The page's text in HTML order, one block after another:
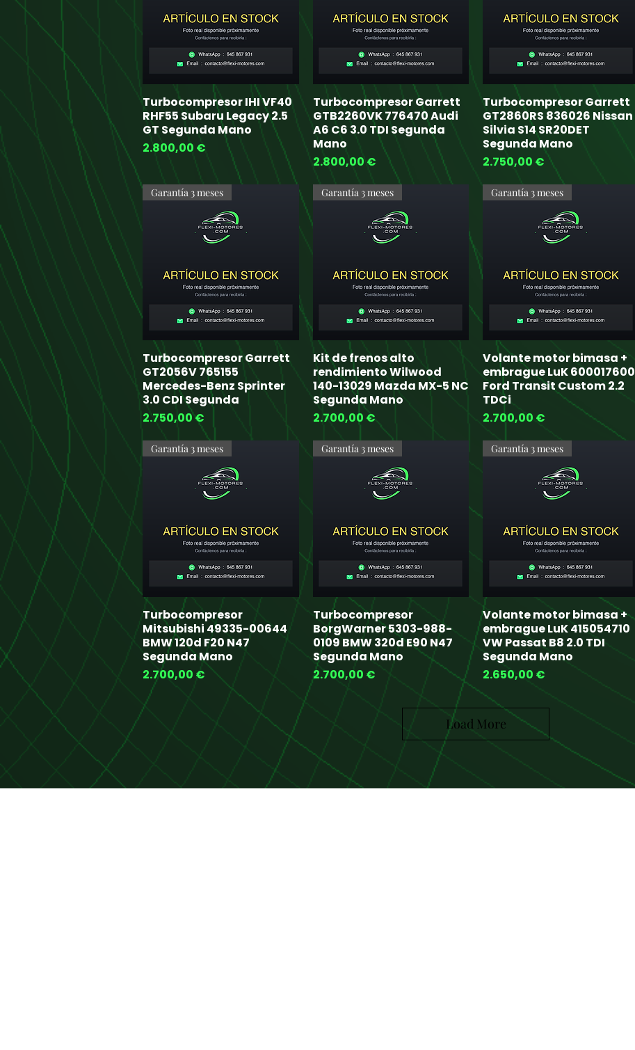
Quick View
Turbocompresor IHI VF40
RHF55 Subaru Legacy 2.5
GT Segunda Mano
Price
2.800,00 €
Quick View
Turbocompresor Garrett
GTB2260VK 776470 Audi
A6 C6 3.0 TDI Segunda
Mano
Price
2.800,00 €
Quick View
Turbocompresor Garrett
GT2860RS 836026 Nissan
Silvia S14 SR20DET
Segunda Mano
Price
2.750,00 €
Quick View
Garantía 3 meses
Turbocompresor Garrett
GT2056V 765155
Mercedes-Benz Sprinter
3.0 CDI Segunda
Price
2.750,00 €
Quick View
Garantía 3 meses
Kit de frenos alto
rendimiento Wilwood
140-13029 Mazda MX-5 NC
Segunda Mano
Price
2.700,00 €
Quick View
Garantía 3 meses
Volante motor bimasa +
embrague LuK 600017600
Ford Transit Custom 2.2
TDCi
Price
2.700,00 €
Quick View
Garantía 3 meses
Turbocompresor
Mitsubishi 49335-00644
BMW 120d F20 N47
Segunda Mano
Price
2.700,00 €
Quick View
Garantía 3 meses
Turbocompresor
BorgWarner 5303-988-
0109 BMW 320d E90 N47
Segunda Mano
Price
2.700,00 €
Quick View
Garantía 3 meses
Volante motor bimasa +
embrague LuK 415054710
VW Passat B8 2.0 TDI
Segunda Mano
Price
2.650,00 €
Load More